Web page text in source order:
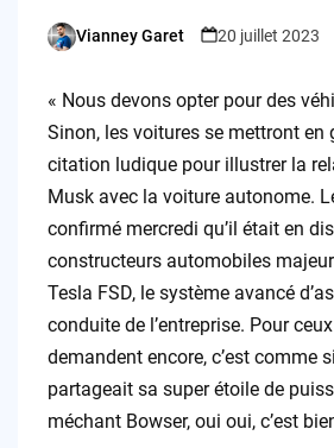
Posted
Vianney Garet 20 juillet 2023
« Nous devons opter pour des
Sinon, les voitures se mettront en
citation ludique pour illustrer la
Musk avec la voiture autonome.
confirmé mercredi qu’il était en
constructeurs automobiles
Tesla FSD, le système avancé
conduite de l’entreprise. Pour
demandent encore, c’est comme
partageait sa super étoile de
méchant Bowser, oui oui, c’est